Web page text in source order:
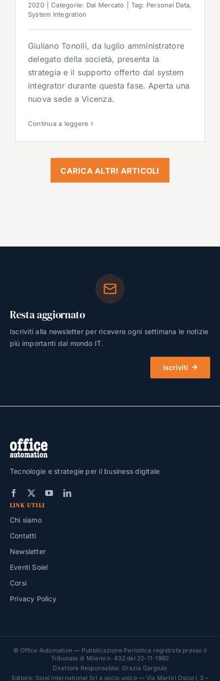
2020
Categorie: Dal Mercato Tag: Personal Data,
System Integration
Giuliano Tonolli, da luglio amministratore
delegato della società, presenta la
strategia e il supporto offerto dal system
integrator durante questa fase. Aperta una
nuova sede a Vicenza.
Continua a leggere
CARICA ALTRI ARTICOLI
Resta aggiornato
Iscriviti alla newsletter per ricevere ogni settimana le notizie
più importanti dal mondo IT.
Iscriviti
Tecnologie e strategie per il business digitale
LINK UTILI
Chi siamo
Contatti
Newsletter
Eventi Soiel
Corsi
Privacy Policy
© Office Automation — Pubblicazione Periodica registrata presso il
Tribunale di Milano n. 432 del 22-11-1980
Direttore Responsabile: Grazia Gargiulo
Editore: Soiel International Srl a socio unico — Via Martiri Oscuri, 3 –